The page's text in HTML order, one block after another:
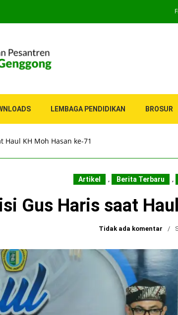
LEMBAGA PENDIDIKAN BROSUR
Haul KH Moh Hasan ke-71
Artikel , Berita Terbaru ,
Gus Haris saat
Tidak ada komentar